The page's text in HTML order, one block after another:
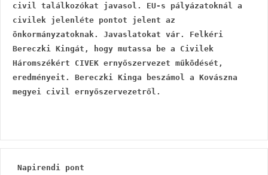
civil találkozókat javasol. EU-s pályázatoknál a
civilek jelenléte pontot jelent az
önkormányzatoknak. Javaslatokat vár. Felkéri
Bereczki Kingát, hogy mutassa be a Civilek
Háromszékért CIVEK ernyőszervezet működését,
eredményeit. Bereczki Kinga beszámol a Kovászna
megyei civil ernyőszervezetről.
Napirendi pont